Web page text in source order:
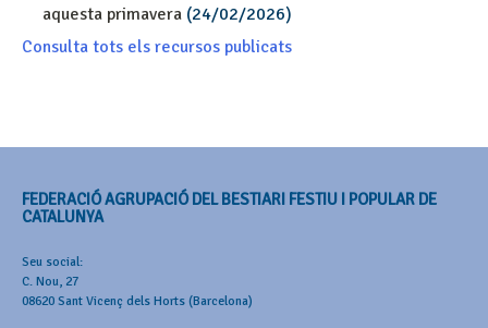
aquesta primavera (24/02/2026)
Consulta tots els recursos publicats
FEDERACIÓ AGRUPACIÓ DEL BESTIARI FESTIU I POPULAR DE
CATALUNYA
Seu social:
C. Nou, 27
08620 Sant Vicenç dels Horts (Barcelona)